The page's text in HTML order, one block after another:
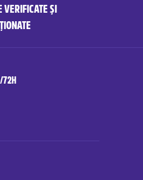
VERIFICATE ȘI
72H